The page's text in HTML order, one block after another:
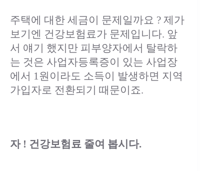
주택에 대한 세금이 문제일까요 ? 제가
보기엔 건강보험료가 문제입니다. 앞
서 얘기 했지만 피부양자에서 탈락하
는 것은 사업자등록증이 있는 사업장
에서 1원이라도 소득이 발생하면 지역
가입자로 전환되기 때문이죠.
자 ! 건강보험료 줄여 봅시다.